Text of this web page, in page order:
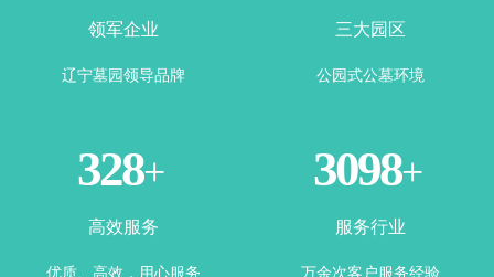
领军企业
辽宁墓园领导品牌
三大园区
公园式公墓环境
365+
高效服务
优质、高效，用心服务
3500+
服务行业
万余次客户服务经验